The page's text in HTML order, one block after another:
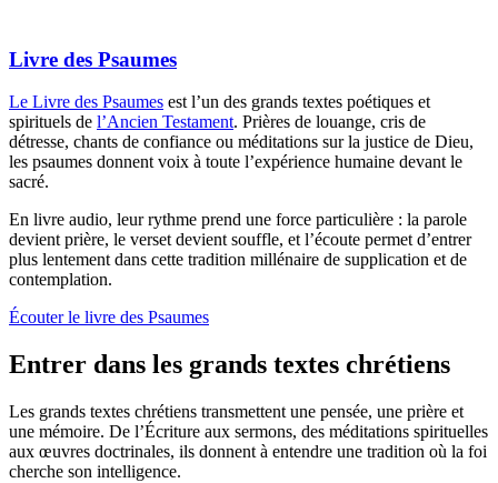
Livre des Psaumes
Le Livre des Psaumes est l’un des grands textes poétiques et
spirituels de l’Ancien Testament. Prières de louange, cris de
détresse, chants de confiance ou méditations sur la justice de Dieu,
les psaumes donnent voix à toute l’expérience humaine devant le
sacré.
En livre audio, leur rythme prend une force particulière : la parole
devient prière, le verset devient souffle, et l’écoute permet d’entrer
plus lentement dans cette tradition millénaire de supplication et de
contemplation.
Écouter le livre des Psaumes
Entrer dans les grands textes chrétiens
Les grands textes chrétiens transmettent une pensée, une prière et
une mémoire. De l’Écriture aux sermons, des méditations spirituelles
aux œuvres doctrinales, ils donnent à entendre une tradition où la foi
cherche son intelligence.